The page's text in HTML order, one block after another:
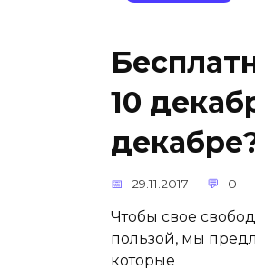
10
29.11.2017 0
Чтобы свое
пользой, мы
которые